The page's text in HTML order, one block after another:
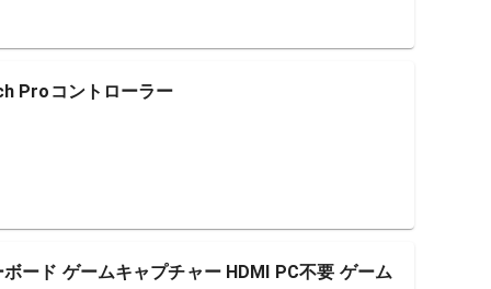
Proコントローラー
ード ゲームキャプチャー HDMI PC不要 ゲーム